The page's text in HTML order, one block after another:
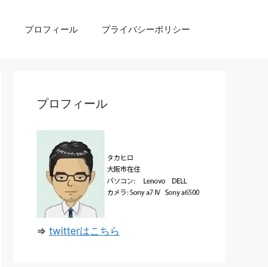
プロフィール プライバシーポリシー
プロフィール
⇒ twitterはこちら